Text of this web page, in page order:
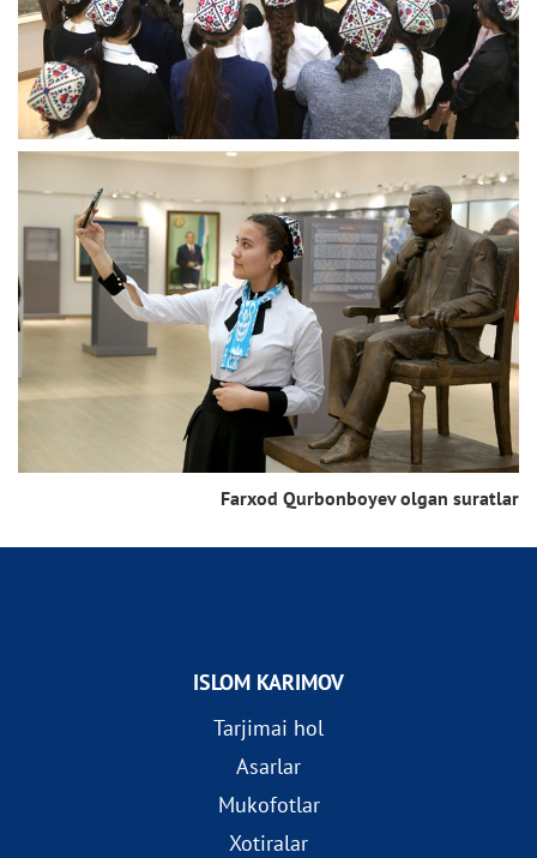
Farxod Qurbonboyev olgan suratlar
ISLOM KARIMOV
Tarjimai hol
Asarlar
Mukofotlar
Xotiralar